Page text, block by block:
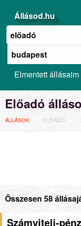
Állásod.hu
Elmentett állásaim
Előadó
ÁLLÁSOK ELŐADÓ
Összesen 58
Számviteli-